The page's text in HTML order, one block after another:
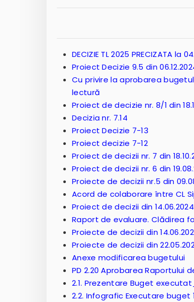
DECIZIE TL 2025 PRECIZATA
Proiect Decizie 9.5 din
Cu privire la aprobarea
lectură
Proiect de decizie nr. 8/1 din
Decizia nr. 7.14
Proiect Decizie 7-13
Proiect decizie 7-12
Proiect de decizii nr. 7 din
Proiect de decizii nr. 6 din
Proiecte de decizii nr.5 din
Acord de colaborare între CL
Proiect de decizii din 14.06.2024
Raport de evaluare. Clădirea
Proiecte de decizii din
Proiecte de decizii din
Anexe modificarea bugetului
PD 2.20 Aprobarea Raportului
2.1. Prezentare Buget
2.2. Infografic Executare buget